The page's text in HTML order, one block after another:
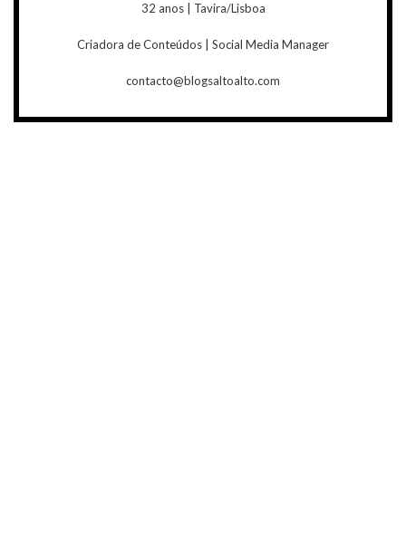
32 anos | Tavira/Lisboa
Criadora de Conteúdos | Social Media Manager
contacto@blogsaltoalto.com